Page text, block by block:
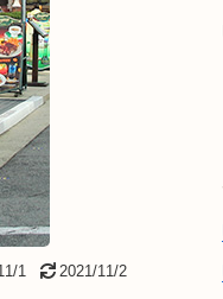
1 2021/11/2